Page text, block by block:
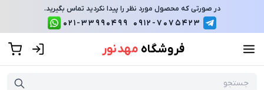
در صورتی که محصول مورد نظر را پیدا نکردید تماس بگیرید.
0912-7075423
021-33990499
فروشگاه مهد نور